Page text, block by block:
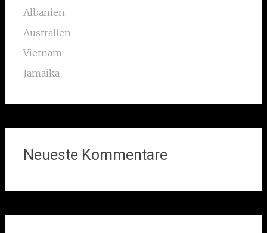
Albanien
Australien
Vietnam
Jamaika
Neueste Kommentare